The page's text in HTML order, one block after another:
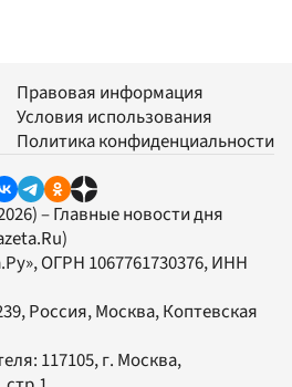
Правовая информация
Условия использования
Политика конфиденциальности
– Главные новости дня
, ОГРН 1067761730376, ИНН
Россия, Москва, Коптевская
117105, г. Москва,